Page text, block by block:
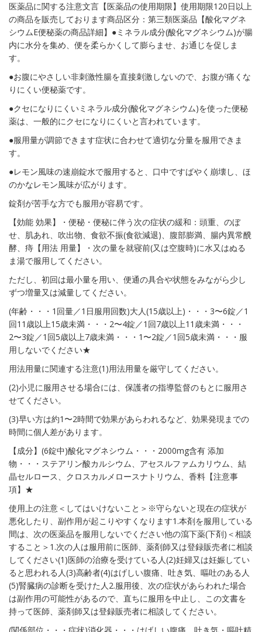
医薬品に関する注意文言【医薬品の使用期限】使用期限120日以上
の商品を販売しております商品区分：第三類医薬品【酸化マグネ
シウムE便秘薬の商品詳細】●ミネラル成分(酸化マグネシウム)が腸
内に水分を集め、便を柔らかくして膨らませ、お通じを促しま
す。
●お腹にやさしい非刺激性腸を直接刺激しないので、お腹が痛くな
りにくい便秘薬です。
●クセになりにくいミネラル成分(酸化マグネシウム)を使った便秘
薬は、一般的にクセになりにくいと言われています。
●服用量が調節できます症状に合わせて適切な分量を服用できま
す。
●レモン風味の速崩錠水で服用すると、口中ですばやく崩壊し、ほ
のかなレモン風味が広がります。
錠剤が苦手な方でも服用が容易です。
【効能 効果】・便秘・便秘に伴う次の症状の緩和：頭重、のぼ
せ、肌あれ、吹出物、食欲不振(食欲減退)、腹部膨満、腸内異常醗
酵、痔【用法 用量】・次の量を就寝前(又は空腹時)に水又はぬる
ま湯で服用してください。
ただし、初回は最小量を用い、便通の具合や状態をみながら少し
ずつ増量又は減量してください。
(年齢・・・1回量／1日服用回数)大人(15歳以上)・・・3〜6錠／1
回11歳以上15歳未満・・・2〜4錠／1回7歳以上11歳未満・・・
2〜3錠／1回5歳以上7歳未満・・・1〜2錠／1回5歳未満・・・服
用しないでください★
用法用量に関連する注意(1)用法用量を厳守してください。
(2)小児に服用させる場合には、保護者の指導監督のもとに服用さ
せてください。
(3)早い方は約1〜2時間で効果があらわれるなど、効果発現までの
時間に個人差があります。
【成分】(6錠中)酸化マグネシウム・・・2000mg含有 添加
物・・・ステアリン酸カルシウム、アセスルファムカリウム、結
晶セルロース、クロスカルメロースナトリウム、香料【注意事
項】★
使用上の注意＜してはいけないこと＞※守らないと現在の症状が
悪化したり、副作用が起こりやすくなります1.本剤を服用している
間は、次の医薬品を服用しないでください他の瀉下薬(下剤)＜相談
すること＞1.次の人は服用前に医師、薬剤師又は登録販売者に相談
してください(1)医師の治療を受けている人(2)妊婦又は妊娠してい
ると思われる人(3)高齢者(4)はげしい腹痛、吐き気、嘔吐のある人
(5)腎臓病の診断を受けた人2.服用後、次の症状があらわれた場合
は副作用の可能性があるので、直ちに服用を中止し、この文書を
持って医師、薬剤師又は登録販売者に相談してください。